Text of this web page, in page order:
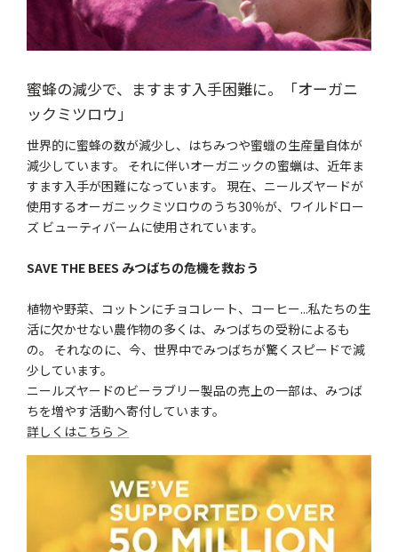
蜜蜂の減少で、ますます入手困難に。「オーガニ
ックミツロウ」
世界的に蜜蜂の数が減少し、はちみつや蜜蠟の生産量自体が
減少しています。 それに伴いオーガニックの蜜蝋は、近年ま
すます入手が困難になっています。 現在、ニールズヤードが
使用するオーガニックミツロウのうち30％が、ワイルドロー
ズ ビューティバームに使用されています。
SAVE THE BEES みつばちの危機を救おう
植物や野菜、コットンにチョコレート、コーヒー...私たちの生
活に欠かせない農作物の多くは、みつばちの受粉によるも
の。 それなのに、今、世界中でみつばちが驚くスピードで減
少しています。
ニールズヤードのビーラブリー製品の売上の一部は、みつば
ちを増やす活動へ寄付しています。
詳しくはこちら ＞